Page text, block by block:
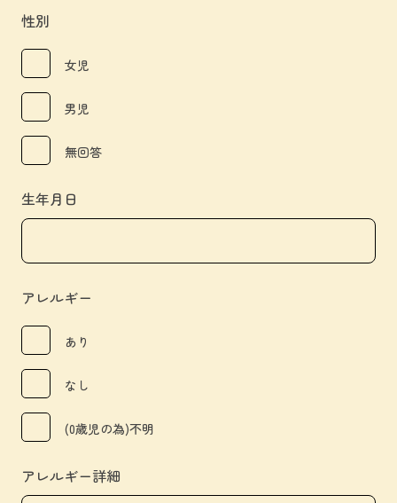
性別
女児
男児
無回答
生年月日
アレルギー
あり
なし
(0歳児の為)不明
アレルギー詳細